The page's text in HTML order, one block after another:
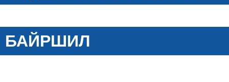
БАЙРШИЛ